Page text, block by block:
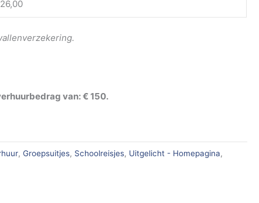
van: € 150.
,Groepsuitjes, Schoolreisjes, Uitgelicht - Homepagina,